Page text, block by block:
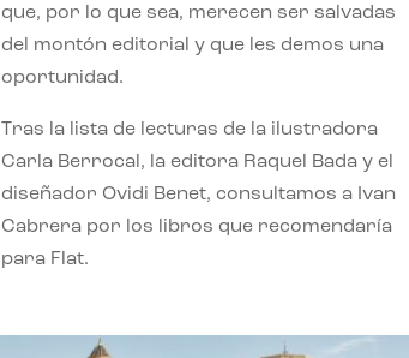
que, por lo que sea, merecen ser salvadas
del montón editorial y que les demos una
oportunidad.
Tras la lista de lecturas de la ilustradora
Carla Berrocal, la editora Raquel Bada y el
diseñador Ovidi Benet, consultamos a Ivan
Cabrera por los libros que recomendaría
para Flat.